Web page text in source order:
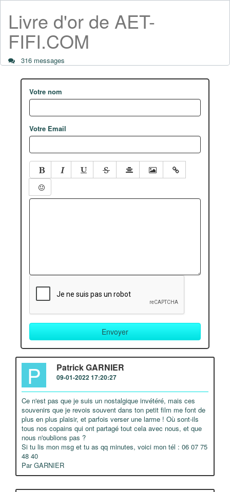
Livre d'or de AET-
FIFI.COM
316 messages
Votre nom
Votre Email
P Patrick GARNIER
09-01-2022 17:20:27
Ce n'est pas que je suis un nostalgique invétéré, mais ces
souvenirs que je revois souvent dans ton petit film me font de
plus en plus plaisir, et parfois verser une larme ! Où sont-ils
tous nos copains qui ont partagé tout cela avec nous, et que
nous n'oublions pas ?
Si tu lis mon msg et tu as qq minutes, voici mon tél : 06 07 75
48 40
Par GARNIER